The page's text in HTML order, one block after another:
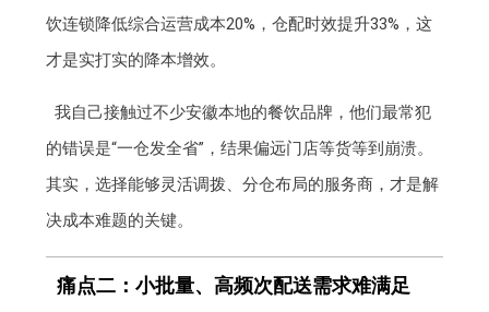
饮连锁降低综合运营成本20%，仓配时效提升33%，这
才是实打实的降本增效。
我自己接触过不少安徽本地的餐饮品牌，他们最常犯
的错误是“一仓发全省”，结果偏远门店等货等到崩溃。
其实，选择能够灵活调拨、分仓布局的服务商，才是解
决成本难题的关键。
痛点二：小批量、高频次配送需求难满足